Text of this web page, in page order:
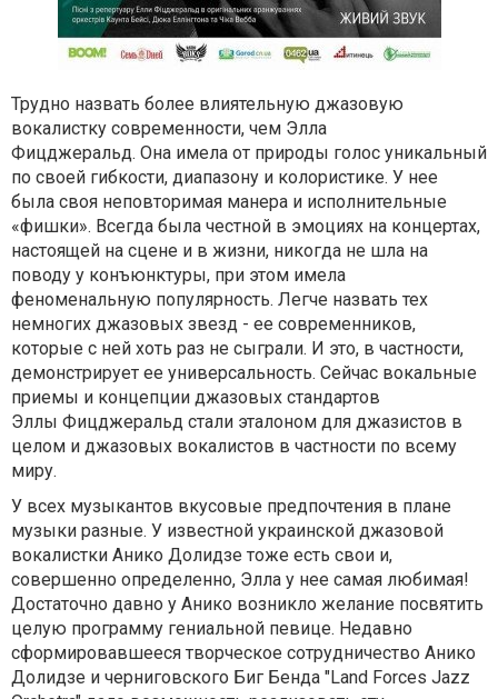
Трудно назвать более влиятельную джазовую
вокалистку современности, чем Элла
Фицджеральд. Она имела от природы голос уникальный
по своей гибкости, диапазону и колористике. У нее
была своя неповторимая манера и исполнительные
«фишки». Всегда была честной в эмоциях на концертах,
настоящей на сцене и в жизни, никогда не шла на
поводу у конъюнктуры, при этом имела
феноменальную популярность. Легче назвать тех
немногих джазовых звезд - ее современников,
которые с ней хоть раз не сыграли. И это, в частности,
демонстрирует ее универсальность. Сейчас вокальные
приемы и концепции джазовых стандартов
Эллы Фицджеральд стали эталоном для джазистов в
целом и джазовых вокалистов в частности по всему
миру.
У всех музыкантов вкусовые предпочтения в плане
музыки разные. У известной украинской джазовой
вокалистки Анико Долидзе тоже есть свои и,
совершенно определенно, Элла у нее самая любимая!
Достаточно давно у Анико возникло желание посвятить
целую программу гениальной певице. Недавно
сформировавшееся творческое сотрудничество Анико
Долидзе и черниговского Биг Бенда "Land Forces Jazz